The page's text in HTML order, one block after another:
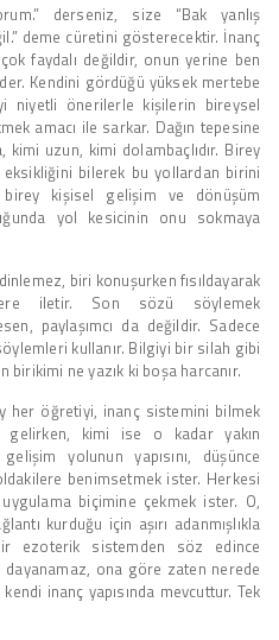
derseniz, size “Bak yanlış
deme cüretini gösterecektir. İnanç
faydalı değildir, onun yerine ben
Kendini gördüğü yüksek mertebe
niyetli önerilerle kişilerin bireysel
amacı ile sarkar. Dağın tepesine
kimi uzun, kimi dolambaçlıdır. Birey
eksikliğini bilerek bu yollardan birini
kişisel gelişim ve dönüşüm
yol kesicinin onu sokmaya
biri konuşurken fısıldayarak
iletir. Son sözü söylemek
paylaşımcı da değildir. Sadece
kullanır. Bilgiyi bir silah gibi
birikimi ne yazık ki boşa harcanır.
her öğretiyi, inanç sistemini bilmek
gelirken, kimi ise o kadar yakın
yolunun yapısını, düşünce
benimsetmek ister. Herkesi
biçimine çekmek ister. O,
kurduğu için aşırı adanmışlıkla
ezoterik sistemden söz edince
dayanamaz, ona göre zaten nerede
inanç yapısında mevcuttur. Tek